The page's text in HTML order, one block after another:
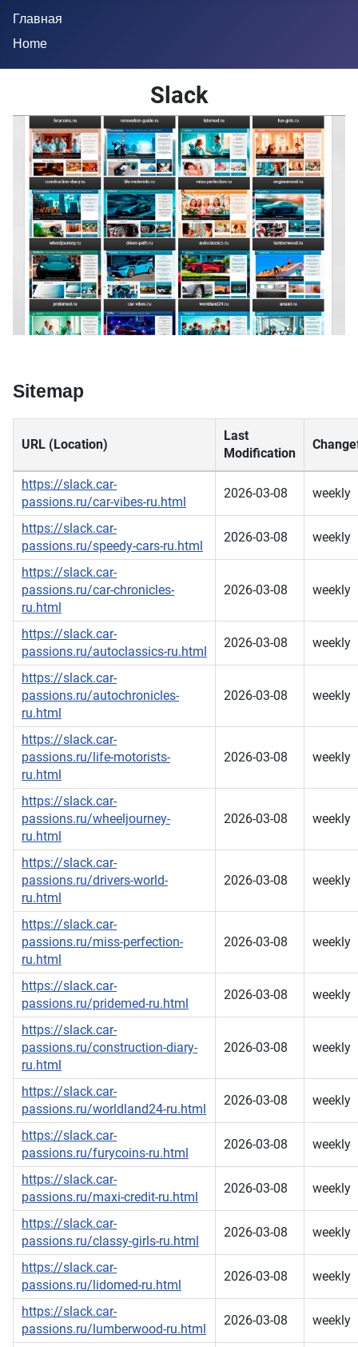
Главная
Home
Slack
Sitemap
URL (Location)
Last
Modification
https://slack.car-
passions.ru/car-vibes-ru.html
2026-03-08 weekly
https://slack.car-
passions.ru/speedy-cars-ru.html
2026-03-08 weekly
https://slack.car-
passions.ru/car-chronicles-
ru.html
2026-03-08 weekly
https://slack.car-
passions.ru/autoclassics-ru.html
2026-03-08 weekly
https://slack.car-
passions.ru/autochronicles-
ru.html
2026-03-08 weekly
https://slack.car-
passions.ru/life-motorists-
ru.html
2026-03-08 weekly
https://slack.car-
passions.ru/wheeljourney-
ru.html
2026-03-08 weekly
https://slack.car-
passions.ru/drivers-world-
ru.html
2026-03-08 weekly
https://slack.car-
passions.ru/miss-perfection-
ru.html
2026-03-08 weekly
https://slack.car-
passions.ru/pridemed-ru.html
2026-03-08 weekly
https://slack.car-
passions.ru/construction-diary-
ru.html
2026-03-08 weekly
https://slack.car-
passions.ru/worldland24-ru.html
2026-03-08 weekly
https://slack.car-
passions.ru/furycoins-ru.html
2026-03-08 weekly
https://slack.car-
passions.ru/maxi-credit-ru.html
2026-03-08 weekly
https://slack.car-
passions.ru/classy-girls-ru.html
2026-03-08 weekly
https://slack.car-
passions.ru/lidomed-ru.html
2026-03-08 weekly
https://slack.car-
passions.ru/lumberwood-ru.html
2026-03-08 weekly